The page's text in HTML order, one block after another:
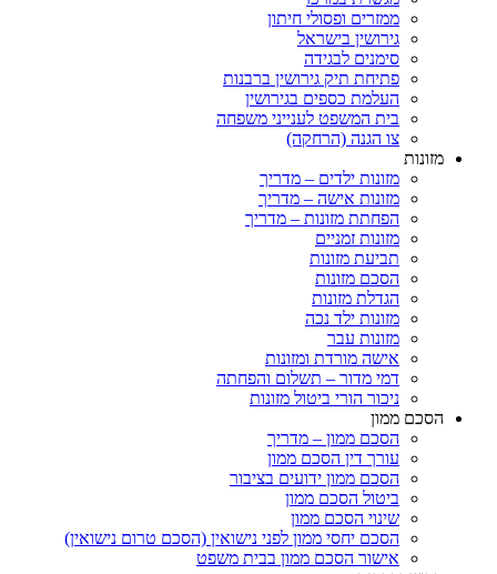
ממזרים ופסולי חיתון
גירושין בישראל
סימנים לבגידה
פתיחת תיק גירושין ברבנות
העלמת כספים בגירושין
בית המשפט לענייני משפחה
צו הגנה (הרחקה)
מזונות ילדים – מדריך
מזונות אישה – מדריך
הפחתת מזונות – מדריך
מזונות זמניים
תביעת מזונות
הסכם מזונות
הגדלת מזונות
מזונות ילד נכה
מזונות עבר
אישה מורדת ומזונות
דמי מדור – תשלום והפחתה
ניכור הורי ביטול מזונות
ממון
הסכם ממון – מדריך
עורך דין הסכם ממון
הסכם ממון ידועים בציבור
ביטול הסכם ממון
שינוי הסכם ממון
הסכם יחסי ממון לפני נישואין (הסכם טרום נישואין)
אישור הסכם ממון בבית משפט